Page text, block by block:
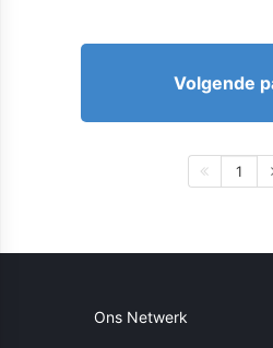
Volgende
1
Ons Netwerk